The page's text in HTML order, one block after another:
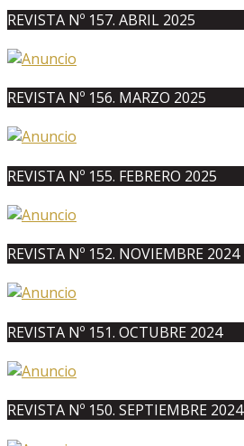
REVISTA Nº 157. ABRIL 2025
REVISTA Nº 156. MARZO 2025
REVISTA Nº 155. FEBRERO 2025
REVISTA Nº 152. NOVIEMBRE 2024
REVISTA Nº 151. OCTUBRE 2024
REVISTA Nº 150. SEPTIEMBRE 2024